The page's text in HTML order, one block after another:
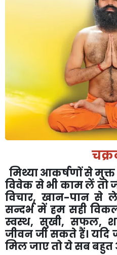
मिथ्या आकर्षणों से
विवेक से भी काम लें तो
विचार, खान-पान से
सन्दर्भ में हम सही
स्वस्थ, सुखी, सफल,
जीवन जी सकते हैं।यदि
मिल जाए तो ये सब बहुत